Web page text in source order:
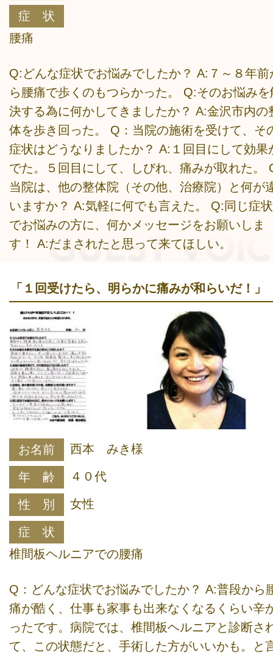
症 状
腰痛
Q:どんな症状でお悩みでしたか？ A:７～８年前
ら腰痛で歩くのもつらかった。 Q:そのお悩みを
決する為に何かしてきましたか？ A:金沢市内の
体を歩き回った。 Q：当院の施術を受けて、そ
症状はどうなりましたか？ A:１回目にして効果
でた。５回目にして、しびれ、痛みが取れた。
当院は、他の整体院（その他、治療院）と何が
いますか？ A:気軽に何でも言えた。 Q:同じ症状
でお悩みの方に、何かメッセージをお願いしま
す！ A:だまされたと思って来てほしい。
「１回受けたら、明らかに痛みが和らいだ！」
お名前 西本 みき様
年 齢 ４０代
性 別 女性
症 状
椎間板ヘルニアでの腰痛
Q：どんな症状でお悩みでしたか？ A:普段から
痛が酷く、仕事も家事も出来なくなるくらい辛
ったです。病院では、椎間板ヘルニアと診断さ
て、この状態だと、手術した方がいいかも。と